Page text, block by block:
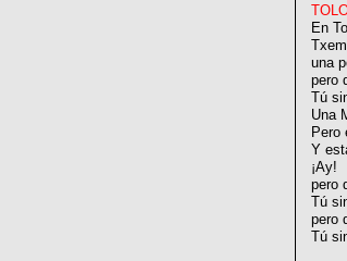
En
una
pero
Tú
Una
Pero
Y
¡Ay!
pero
Tú
pero
Tú